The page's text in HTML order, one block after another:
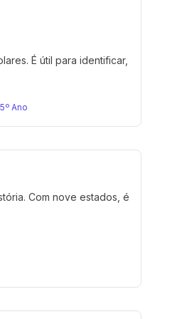
É útil para identificar,
5º Ano
Com nove estados, é